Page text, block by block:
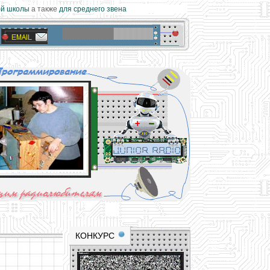
школыа такжедля среднего звена
resource for young and novice hams
and professional experience
КОНКУРС